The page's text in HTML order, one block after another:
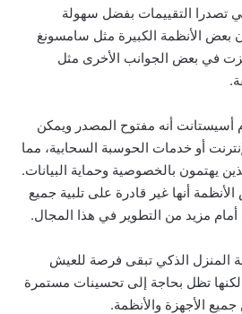
تصدرا التقييمات بفضل سهولة
بعض الأنظمة الكبيرة مثل سامسونغ
في بعض الجوانب الأخرى مثل
أسيستانت أنه مفتوح المصدر ويمكن
أو خدمات الحوسبة السحابية، مما
يهتمون بالخصوصية وحماية البيانات.
أنها غير قادرة على تلبية جميع
أمام مزيد من التطوير في هذا المجال.
المنزل الذكي تبقى فرصة للعيش
لكنها تظل بحاجة إلى تحسينات مستمرة
الأجهزة والأنظمة.